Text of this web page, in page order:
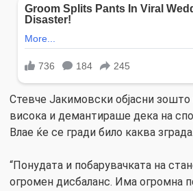
Стевче Јакимовски објасни зошто
висока и демантираше дека на
Влае ќе се гради било каква зграда.
“Понудата и побарувачката на
огромен дисбаланс. Има огромна